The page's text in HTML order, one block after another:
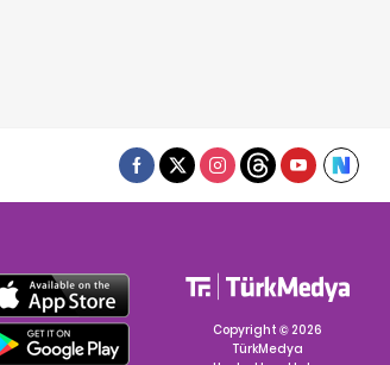
Copyright © 2026
TürkMedya